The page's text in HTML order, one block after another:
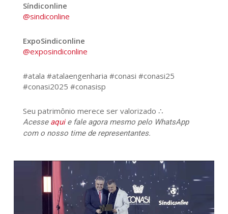
Síndiconline
@sindiconline
ExpoSindiconline
@exposindiconline
#atala #atalaengenharia #conasi #conasi25
#conasi2025 #conasisp
Seu patrimônio merece ser valorizado ∴
Acesse aquie fale agora mesmo pelo WhatsApp
com o nosso time de representantes.